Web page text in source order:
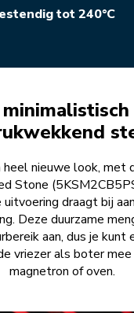
tot 240°C
heel nieuwe look, met
Stone
draagt bij
Deze duurzame
aan, dus je kunt
vriezer als boter
magnetron of oven.